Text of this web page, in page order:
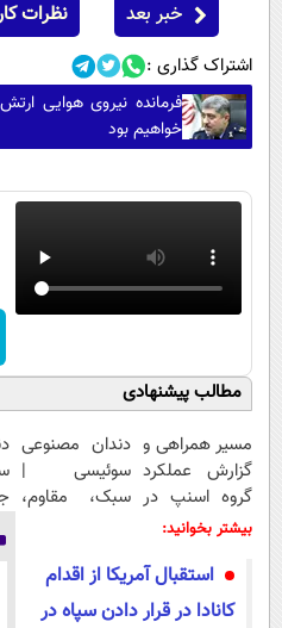
خبر بعد نظرات
اشتراک گذاری :
فرمانده نیروی هوایی
خواهیم بود
مطالب پیشنهادی
مسیر همراهی و
گزارش عملکرد
گروه اسنپ در
۱۴۰۴
دندان مصنوعی
سوئیسی |
سبک، مقاوم،
اقساطی😍
بیشتر بخوانید:
استقبال آمریکا از اقدام
کانادا در قرار دادن سپاه در